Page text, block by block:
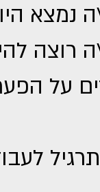
נמצא
רוצה
על